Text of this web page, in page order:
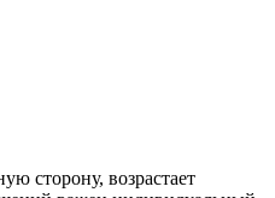
сторону, возрастает